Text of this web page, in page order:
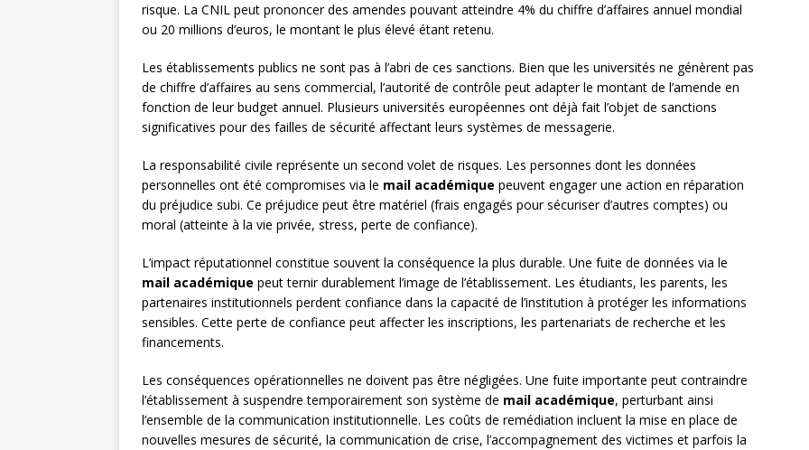
risque. La CNIL peut prononcer des amendes pouvant atteindre 4% du chiffre d’affaires annuel mondial
ou 20 millions d’euros, le montant le plus élevé étant retenu.
Les établissements publics ne sont pas à l’abri de ces sanctions. Bien que les universités ne génèrent pas
de chiffre d’affaires au sens commercial, l’autorité de contrôle peut adapter le montant de l’amende en
fonction de leur budget annuel. Plusieurs universités européennes ont déjà fait l’objet de sanctions
significatives pour des failles de sécurité affectant leurs systèmes de messagerie.
La responsabilité civile représente un second volet de risques. Les personnes dont les données
personnelles ont été compromises via le mail académique peuvent engager une action en réparation
du préjudice subi. Ce préjudice peut être matériel (frais engagés pour sécuriser d’autres comptes) ou
moral (atteinte à la vie privée, stress, perte de confiance).
L’impact réputationnel constitue souvent la conséquence la plus durable. Une fuite de données via le
mail académique peut ternir durablement l’image de l’établissement. Les étudiants, les parents, les
partenaires institutionnels perdent confiance dans la capacité de l’institution à protéger les informations
sensibles. Cette perte de confiance peut affecter les inscriptions, les partenariats de recherche et les
financements.
Les conséquences opérationnelles ne doivent pas être négligées. Une fuite importante peut contraindre
l’établissement à suspendre temporairement son système de mail académique, perturbant ainsi
l’ensemble de la communication institutionnelle. Les coûts de remédiation incluent la mise en place de
nouvelles mesures de sécurité, la communication de crise, l’accompagnement des victimes et parfois la